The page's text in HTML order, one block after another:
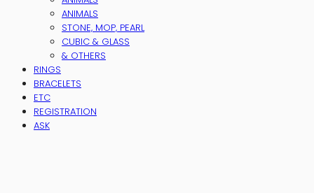
ANIMALS
STONE, MOP, PEARL
CUBIC & GLASS
& OTHERS
RINGS
BRACELETS
ETC
REGISTRATION
ASK